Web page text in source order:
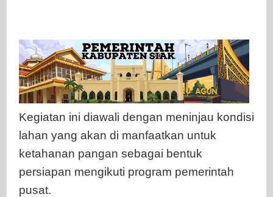
Kegiatan ini diawali dengan meninjau kondisi
lahan yang akan di manfaatkan untuk
ketahanan pangan sebagai bentuk
persiapan mengikuti program pemerintah
pusat.